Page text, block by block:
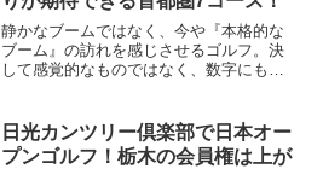
静かなブームではなく、今や『本格的な
ブーム』の訪れを感じさせるゴルフ。決
して感覚的なものではなく、数字にもは
す。年度入場者数ゴルフ場数2022年3月～
2023年2月期9,...
日光カンツリー倶楽部で日本オー
プンゴルフ！栃木の会員権は上が